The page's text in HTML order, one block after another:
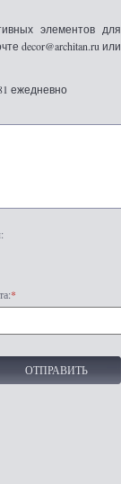
элементов для
decor@architan.ru или
ежедневно
*